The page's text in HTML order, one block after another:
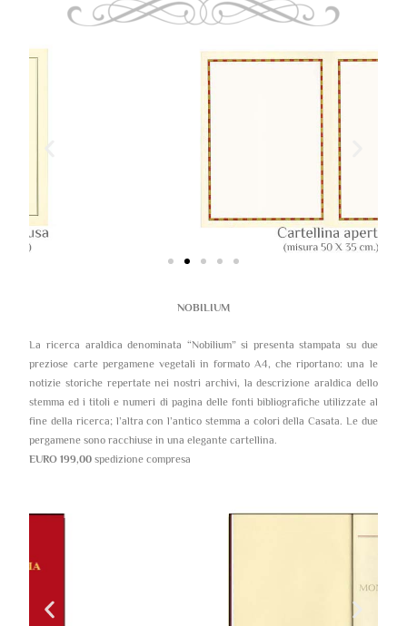
NOBILIUM
La ricerca araldica denominata “Nobilium” si presenta stampata su due
preziose carte pergamene vegetali in formato A4, che riportano: una le
notizie storiche repertate nei nostri archivi, la descrizione araldica dello
stemma ed i titoli e numeri di pagina delle fonti bibliografiche utilizzate al
fine della ricerca; l’altra con l’antico stemma a colori della Casata. Le due
pergamene sono racchiuse in una elegante cartellina.
EURO 199,00 spedizione compresa